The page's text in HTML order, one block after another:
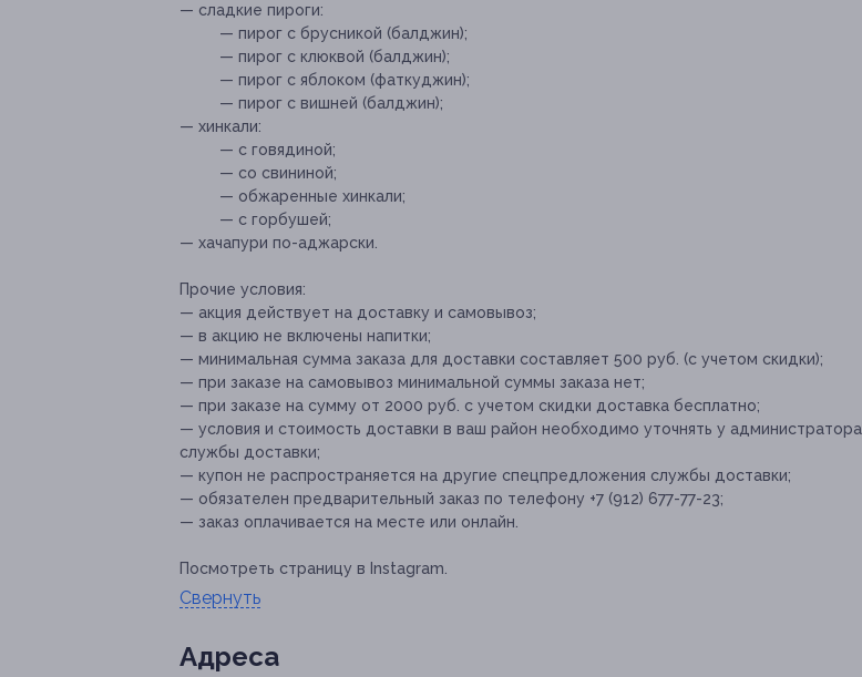
— сладкие пироги:
— пирог с брусникой (балджин);
— пирог с клюквой (балджин);
— пирог с яблоком (фаткуджин);
— пирог с вишней (балджин);
— хинкали:
— с говядиной;
— со свининой;
— обжаренные хинкали;
— с горбушей;
— хачапури по-аджарски.
Прочие условия:
— акция действует на доставку и самовывоз;
— в акцию не включены напитки;
— минимальная сумма заказа для доставки составляет 500 руб. (с учетом скидки);
— при заказе на самовывоз минимальной суммы заказа нет;
— при заказе на сумму от 2000 руб. с учетом скидки доставка бесплатно;
— условия и стоимость доставки в ваш район необходимо уточнять у администратора
службы доставки;
— купон не распространяется на другие спецпредложения службы доставки;
— обязателен предварительный заказ по телефону +7 (912) 677-77-23;
— заказ оплачивается на месте или онлайн.
Посмотреть страницу в Instagram.
Свернуть
Адресa